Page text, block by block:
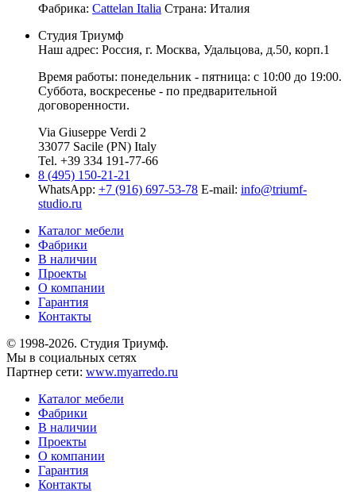
Фабрика: Cattelan Italia Страна: Италия
Студия Триумф
Наш адрес: Россия, г. Москва, Удальцова, д.50, корп.1
Время работы: понедельник - пятница: с 10:00 до 19:00.
Суббота, воскресенье - по предварительной
договоренности.
Via Giuseppe Verdi 2
33077 Sacile (PN) Italy
Tel. +39 334 191-77-66
8 (495) 150-21-21
WhatsApp: +7 (916) 697-53-78 E-mail: info@triumf-
studio.ru
Каталог мебели
Фабрики
В наличии
Проекты
О компании
Гарантия
Контакты
© 1998-2026. Студия Триумф.
Мы в социальных сетях
Партнер сети: www.myarredo.ru
Каталог мебели
Фабрики
В наличии
Проекты
О компании
Гарантия
Контакты